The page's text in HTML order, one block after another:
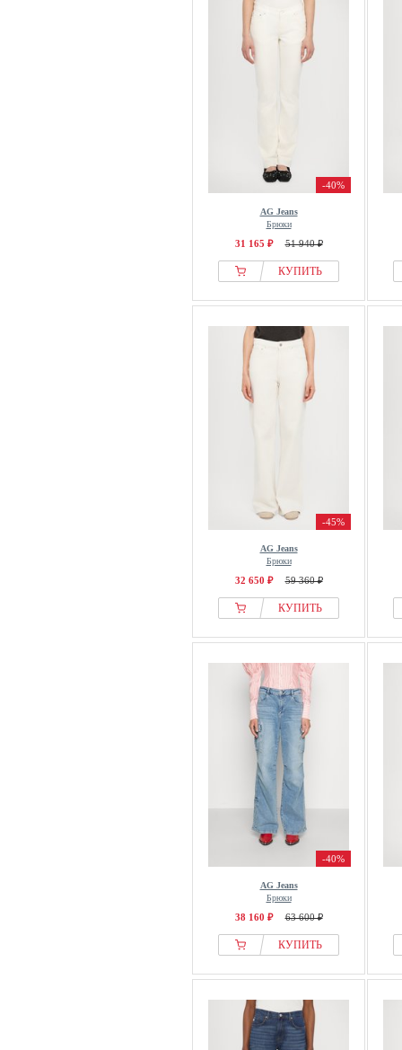
-40%
AG Jeans
Брюки
31 165 ₽ 51 940 ₽
КУПИТЬ
-45%
AG Jeans
Брюки
32 650 ₽ 59 360 ₽
КУПИТЬ
-40%
AG Jeans
Брюки
38 160 ₽ 63 600 ₽
КУПИТЬ